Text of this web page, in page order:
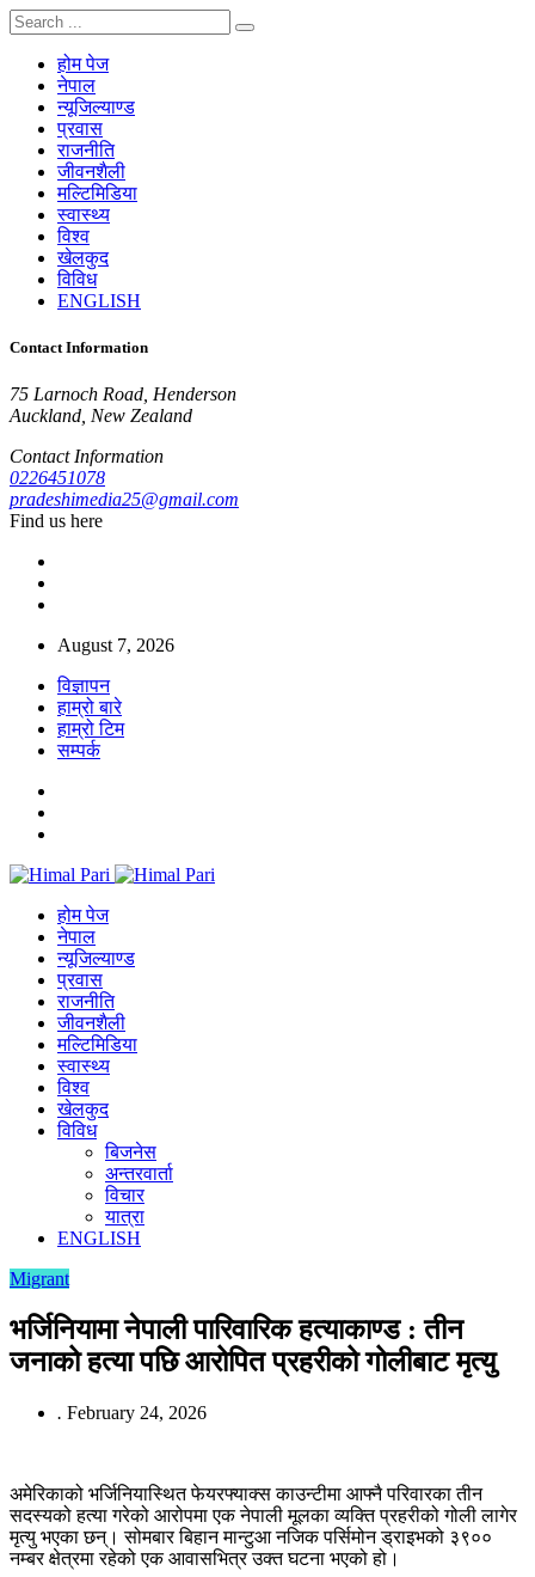
होम पेज
नेपाल
न्यूजिल्याण्ड
प्रवास
राजनीति
जीवनशैली
मल्टिमिडिया
स्वास्थ्य
विश्व
खेलकुद
विविध
ENGLISH
Contact Information
75 Larnoch Road, Henderson
Auckland, New Zealand
Contact Information
0226451078
pradeshimedia25@gmail.com
Find us here
August 7, 2026
विज्ञापन
हाम्रो बारे
हाम्रो टिम
सम्पर्क
होम पेज
नेपाल
न्यूजिल्याण्ड
प्रवास
राजनीति
जीवनशैली
मल्टिमिडिया
स्वास्थ्य
विश्व
खेलकुद
विविध
बिजनेस
अन्तरवार्ता
विचार
यात्रा
ENGLISH
Migrant
भर्जिनियामा नेपाली पारिवारिक हत्याकाण्ड : तीन
जनाको हत्या पछि आरोपित प्रहरीको गोलीबाट मृत्यु
. February 24, 2026
अमेरिकाको भर्जिनियास्थित फेयरफ्याक्स काउन्टीमा आफ्नै परिवारका तीन
सदस्यको हत्या गरेको आरोपमा एक नेपाली मूलका व्यक्ति प्रहरीको गोली लागेर
मृत्यु भएका छन्। सोमबार बिहान मान्टुआ नजिक पर्सिमोन ड्राइभको ३९००
नम्बर क्षेत्रमा रहेको एक आवासभित्र उक्त घटना भएको हो।